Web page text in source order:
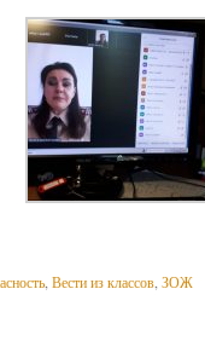
Вести из классов ЗОЖ